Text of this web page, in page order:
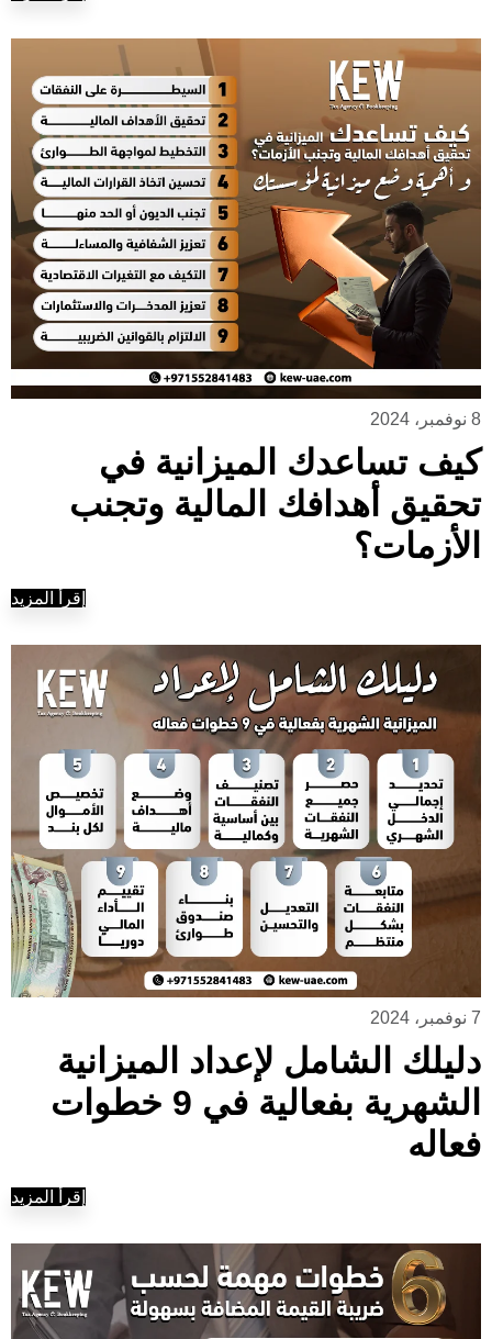
8 نوفمبر، 2024
كيف تساعدك الميزانية في
تحقيق أهدافك المالية وتجنب
الأزمات؟
إقرأ المزيد
7 نوفمبر، 2024
دليلك الشامل لإعداد الميزانية
الشهرية بفعالية في 9 خطوات
فعاله
إقرأ المزيد